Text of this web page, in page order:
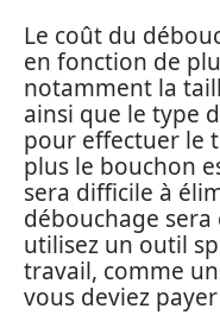
Le coût du
en fonction de
notamment la
ainsi que le type
pour effectuer le
plus le bouchon
sera difficile à
débouchage sera
utilisez un outil
travail, comme
vous deviez